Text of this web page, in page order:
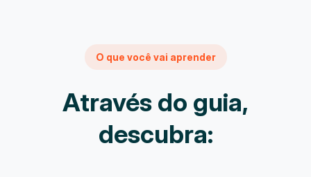
O que você vai aprender
Através do guia,
descubra: